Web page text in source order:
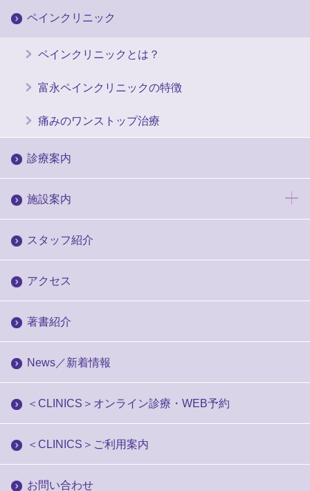
ペインクリニック
ペインクリニックとは？
富永ペインクリニックの特徴
痛みのワンストップ治療
診療案内
施設案内
スタッフ紹介
アクセス
著書紹介
News／新着情報
＜CLINICS＞オンライン診療・WEB予約
＜CLINICS＞ご利用案内
お問い合わせ